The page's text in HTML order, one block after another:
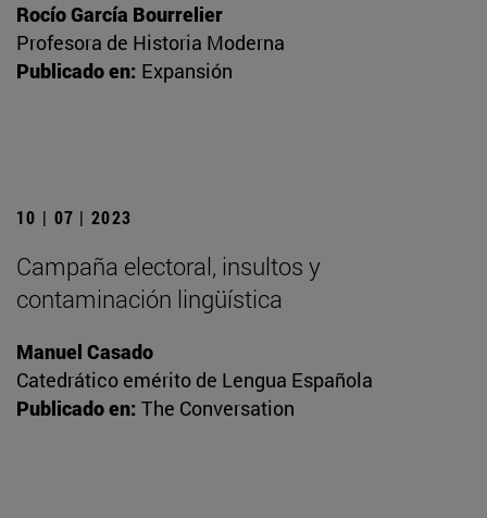
Rocío García Bourrelier
Profesora de Historia Moderna
Publicado en: Expansión
10 | 07 | 2023
Campaña electoral, insultos y
contaminación lingüística
Manuel Casado
Catedrático emérito de Lengua Española
Publicado en: The Conversation